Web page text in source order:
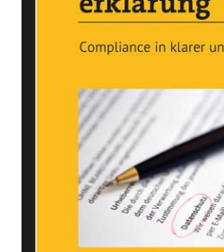
Verlag: LexisNexis ARD
Buch
Softcover
Inhaltsverzeichnis